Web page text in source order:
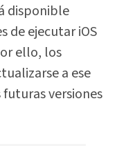
disponible
de ejecutar iOS
ello, los
a ese
versiones